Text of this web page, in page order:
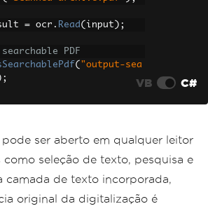
= ocr . Read ( input );
PDF
( "output-sea
VB C#
ser aberto em qualquer leitor
como seleção de texto, pesquisa e
camada de texto incorporada,
original da digitalização é